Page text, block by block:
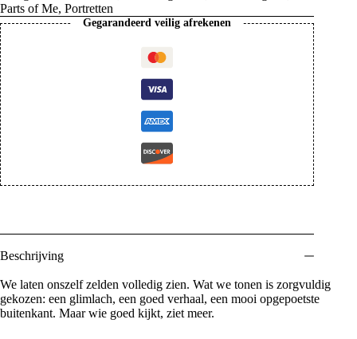
Parts of Me, Portretten
Gegarandeerd veilig afrekenen
Beschrijving
We laten onszelf zelden volledig zien. Wat we tonen is zorgvuldig
gekozen: een glimlach, een goed verhaal, een mooi opgepoetste
buitenkant. Maar wie goed kijkt, ziet meer.